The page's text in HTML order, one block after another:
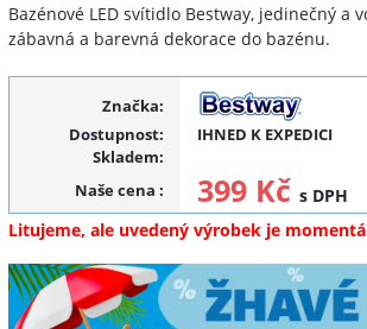
Bazénové LED svítidlo Bestway, jedinečný a
zábavná a barevná dekorace do bazénu.
Značka:
Dostupnost:
IHNED K EXPEDICI
Skladem:
Naše cena : 399 Kč s DPH
Litujeme, ale uvedený výrobek je